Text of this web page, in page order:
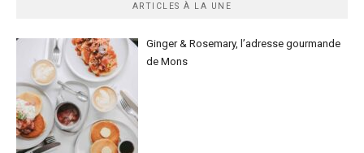
ARTICLES À LA UNE
Ginger & Rosemary, l’adresse gourmande
de Mons